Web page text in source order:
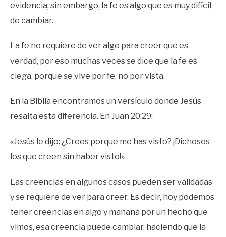
evidencia; sin embargo, la fe es algo que es muy difícil
de cambiar.
La fe no requiere de ver algo para creer que es
verdad, por eso muchas veces se dice que la fe es
ciega, porque se vive por fe, no por vista.
En la Biblia encontramos un versículo donde Jesús
resalta esta diferencia. En Juan 20:29:
«Jesús le dijo: ¿Crees porque me has visto? ¡Dichosos
los que creen sin haber visto!»
Las creencias en algunos casos pueden ser validadas
y se requiere de ver para creer. Es decir, hoy podemos
tener creencias en algo y mañana por un hecho que
vimos, esa creencia puede cambiar, haciendo que la